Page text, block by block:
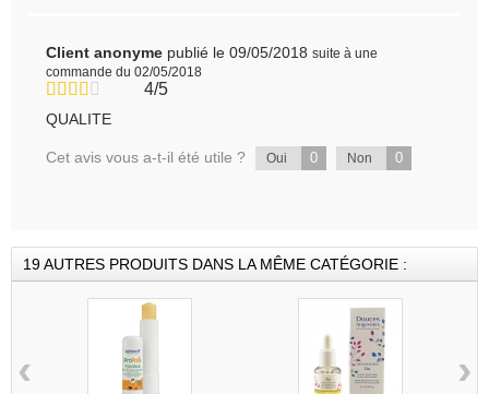
Client anonyme publié le 09/05/2018 suite à une
commande du 02/05/2018
4/5
QUALITE
Cet avis vous a-t-il été utile ? Oui 0 Non 0
19 AUTRES PRODUITS DANS LA MÊME CATÉGORIE :
‹ ›